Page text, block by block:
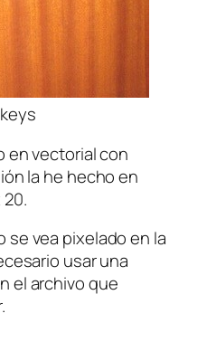
en vectorial con
la he hecho en
se vea pixelado en la
usar una
el archivo que